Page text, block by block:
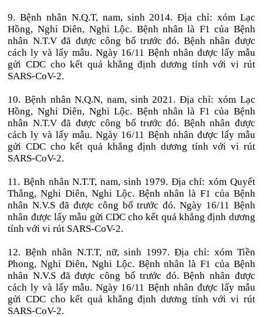
9. Bệnh nhân N.Q.T, nam, sinh 2014. Địa chỉ: xóm Lạc
Hồng, Nghi Diên, Nghi Lộc. Bệnh nhân là F1 của Bệnh
nhân N.T.V đã được công bố trước đó. Bệnh nhân được
cách ly và lấy mẫu. Ngày 16/11 Bệnh nhân được lấy mẫu
gửi CDC cho kết quả khẳng định dương tính với vi rút
SARS-CoV-2.
10. Bệnh nhân N.Q.N, nam, sinh 2021. Địa chỉ: xóm Lạc
Hồng, Nghi Diên, Nghi Lộc. Bệnh nhân là F1 của Bệnh
nhân N.T.V đã được công bố trước đó. Bệnh nhân được
cách ly và lấy mẫu. Ngày 16/11 Bệnh nhân được lấy mẫu
gửi CDC cho kết quả khẳng định dương tính với vi rút
SARS-CoV-2.
11. Bệnh nhân N.T.T, nam, sinh 1979. Địa chỉ: xóm Quyết
Thắng, Nghi Diên, Nghi Lộc. Bệnh nhân là F1 của Bệnh
nhân N.V.S đã được công bố trước đó. Ngày 16/11 Bệnh
nhân được lấy mẫu gửi CDC cho kết quả khẳng định dương
tính với vi rút SARS-CoV-2.
12. Bệnh nhân N.T.T, nữ, sinh 1997. Địa chỉ: xóm Tiền
Phong, Nghi Diên, Nghi Lộc. Bệnh nhân là F1 của Bệnh
nhân N.V.S đã được công bố trước đó. Bệnh nhân được
cách ly và lấy mẫu. Ngày 16/11 Bệnh nhân được lấy mẫu
gửi CDC cho kết quả khẳng định dương tính với vi rút
SARS-CoV-2.